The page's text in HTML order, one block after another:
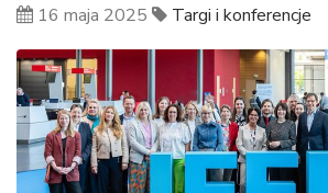
16 maja 2025 Targi i konferencje